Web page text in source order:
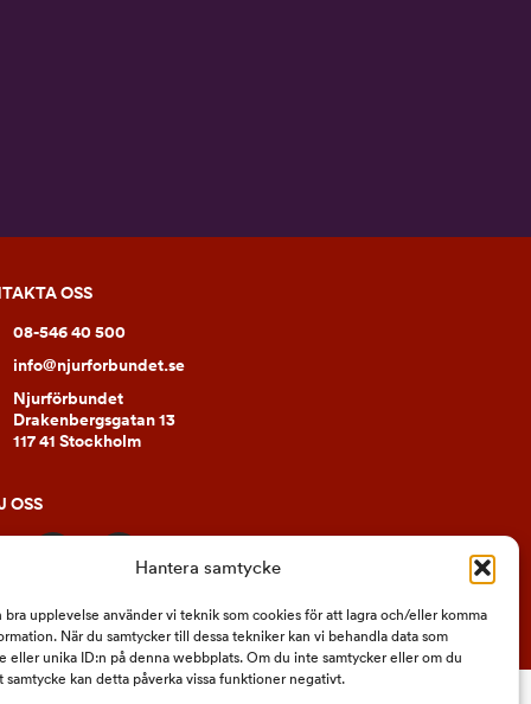
Hantera samtycke
bra upplevelse använder vi teknik som cookies för att lagra och/eller komma
När du samtycker till dessa tekniker kan vi behandla data som
eller unika ID:n på denna webbplats. Om du inte samtycker eller om du
samtycke kan detta påverka vissa funktioner negativt.
OSS
08-546 40 500
info@njurforbundet.se
Njurförbundet
Drakenbergsgatan 13
117 41 Stockholm
OSS